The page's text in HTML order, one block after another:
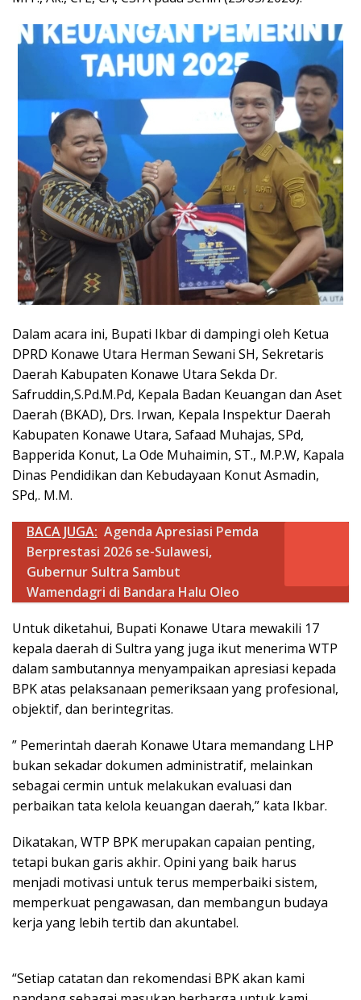
Dalam acara ini, Bupati Ikbar di dampingi oleh Ketua
DPRD Konawe Utara Herman Sewani SH, Sekretaris
Daerah Kabupaten Konawe Utara Sekda Dr.
Safruddin,S.Pd.M.Pd, Kepala Badan Keuangan dan Aset
Daerah (BKAD), Drs. Irwan, Kepala Inspektur Daerah
Kabupaten Konawe Utara, Safaad Muhajas, SPd,
Bapperida Konut, La Ode Muhaimin, ST., M.P.W, Kapala
Dinas Pendidikan dan Kebudayaan Konut Asmadin,
SPd,. M.M.
BACA JUGA: Agenda Apresiasi Pemda
Berprestasi 2026 se-Sulawesi,
Gubernur Sultra Sambut
Wamendagri di Bandara Halu Oleo
Untuk diketahui, Bupati Konawe Utara mewakili 17
kepala daerah di Sultra yang juga ikut menerima WTP
dalam sambutannya menyampaikan apresiasi kepada
BPK atas pelaksanaan pemeriksaan yang profesional,
objektif, dan berintegritas.
” Pemerintah daerah Konawe Utara memandang LHP
bukan sekadar dokumen administratif, melainkan
sebagai cermin untuk melakukan evaluasi dan
perbaikan tata kelola keuangan daerah,” kata Ikbar.
Dikatakan, WTP BPK merupakan capaian penting,
tetapi bukan garis akhir. Opini yang baik harus
menjadi motivasi untuk terus memperbaiki sistem,
memperkuat pengawasan, dan membangun budaya
kerja yang lebih tertib dan akuntabel.
“Setiap catatan dan rekomendasi BPK akan kami